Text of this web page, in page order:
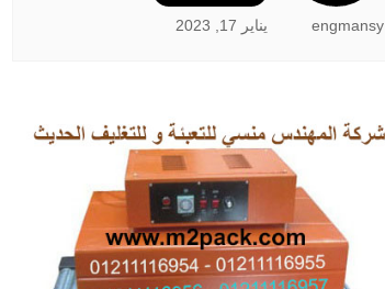
engmansy يناير 17, 2023